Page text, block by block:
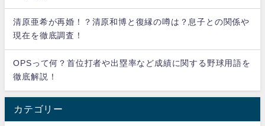
清原亜希が再婚！？清原和博と復縁の噂は？息子との関係や
現在を徹底調査！
OPSって何？首位打者や出塁率など成績に関する野球用語を
徹底解説！
カテゴリー